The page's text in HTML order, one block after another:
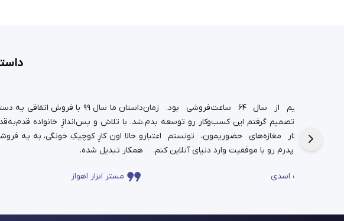
داستان ما سال ۹۹ با فروش
شد. با تلاش و پس‌اندازِ خانواده
همکار تبدیل شده.
مستر ابزار اهواز
شغل پدریم از سال ۶۴ ساعت‌فروشی بود. زمان
دانشجویی تصمیم گرفتم این کسب‌وکار رو توسعه بدم.
حالا در کنار مغازه‌های حضوریمون، تونستم اعتبار
چندساله‌ی پدرم رو با موفقیت وارد دنیای آنلاین کنم.
ساعت اسدی